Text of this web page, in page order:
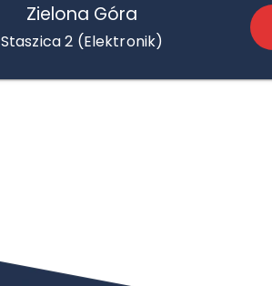
Zielona Góra
Staszica 2 (Elektronik)